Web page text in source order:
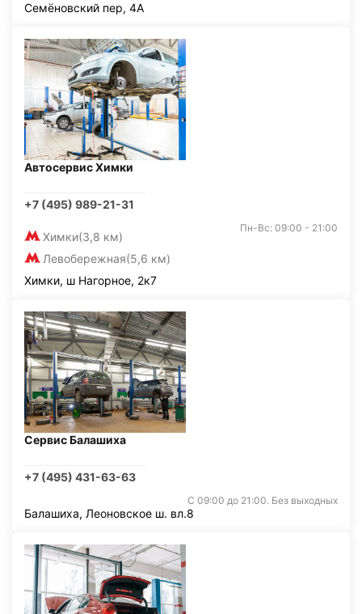
Семёновский пер, 4А
Автосервис Химки
+7 (495) 989-21-31
Химки(3,8 км)
Левобережная(5,6 км)
Пн-Вс: 09:00 - 21:00
Химки, ш Нагорное, 2к7
Сервис Балашиха
+7 (495) 431-63-63
С 09:00 до 21:00. Без выходных
Балашиха, Леоновское ш. вл.8